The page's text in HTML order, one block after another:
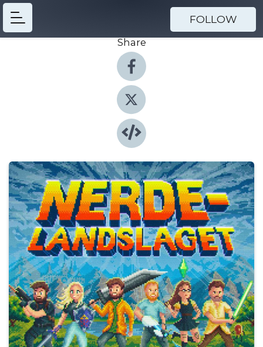
FOLLOW
Share